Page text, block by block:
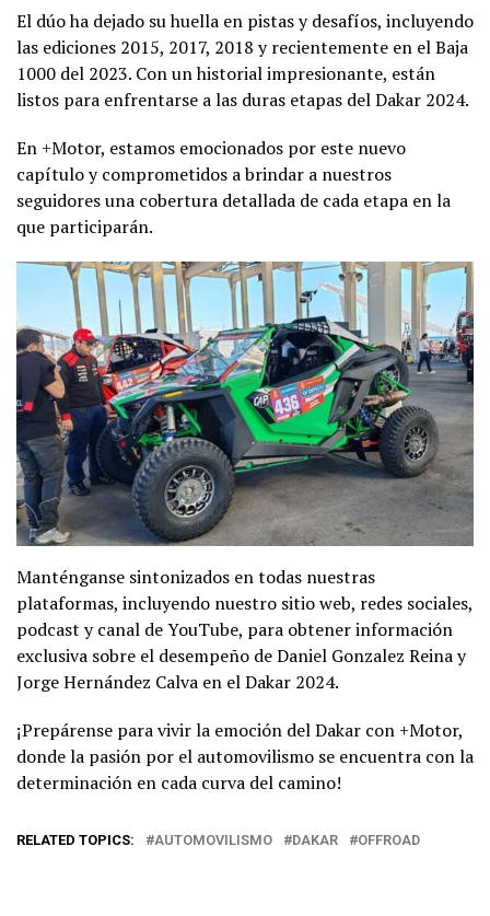
El dúo ha dejado su huella en pistas y desafíos, incluyendo
las ediciones 2015, 2017, 2018 y recientemente en el Baja
1000 del 2023. Con un historial impresionante, están
listos para enfrentarse a las duras etapas del Dakar 2024.
En +Motor, estamos emocionados por este nuevo
capítulo y comprometidos a brindar a nuestros
seguidores una cobertura detallada de cada etapa en la
que participarán.
Manténganse sintonizados en todas nuestras
plataformas, incluyendo nuestro sitio web, redes sociales,
podcast y canal de YouTube, para obtener información
exclusiva sobre el desempeño de Daniel Gonzalez Reina y
Jorge Hernández Calva en el Dakar 2024.
¡Prepárense para vivir la emoción del Dakar con +Motor,
donde la pasión por el automovilismo se encuentra con la
determinación en cada curva del camino!
RELATED TOPICS: AUTOMOVILISMO DAKAR OFFROAD